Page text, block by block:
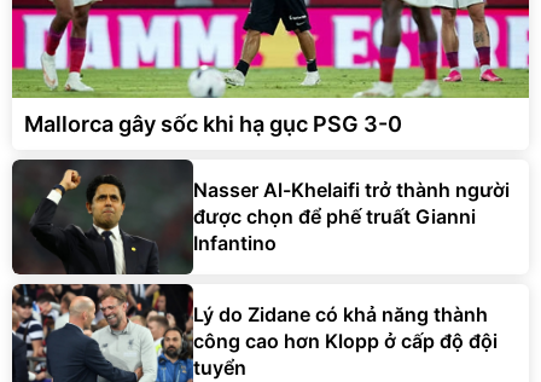
Mallorca gây sốc khi hạ gục PSG 3-0
Nasser Al-Khelaifi trở thành người
được chọn để phế truất Gianni
Infantino
Lý do Zidane có khả năng thành
công cao hơn Klopp ở cấp độ đội
tuyển